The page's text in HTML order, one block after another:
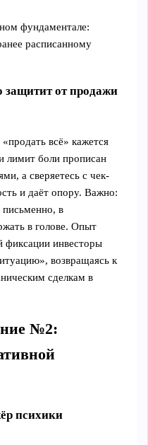
фундаментале:
расписанному
защитит от продажи
всё» кажется
лимит боли прописан
а сверяетесь с чек-
и даёт опору. Важно:
письменно, в
в голове. Опыт
фиксации инвесторы
возвращаясь к
сделкам в
№2:
психики